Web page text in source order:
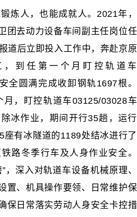
人，也能成就人。2021年，
团去动力设备车间副主任岗位任
道后立即投入工作中，奔赴京原
到任第一个月盯控轨道车
全圆满完成收卸钢轨1697根。
，盯控轨道车03125/03028车
冰作业，期间开行35趟，运行
座有冰隧道的1189处结冰进行了
路冬季行车及人身作业安全。
，深入对轨道车设备机械原理、
置、机具操作要领、日常维护保
保日常落实劳动人身安全卡控措